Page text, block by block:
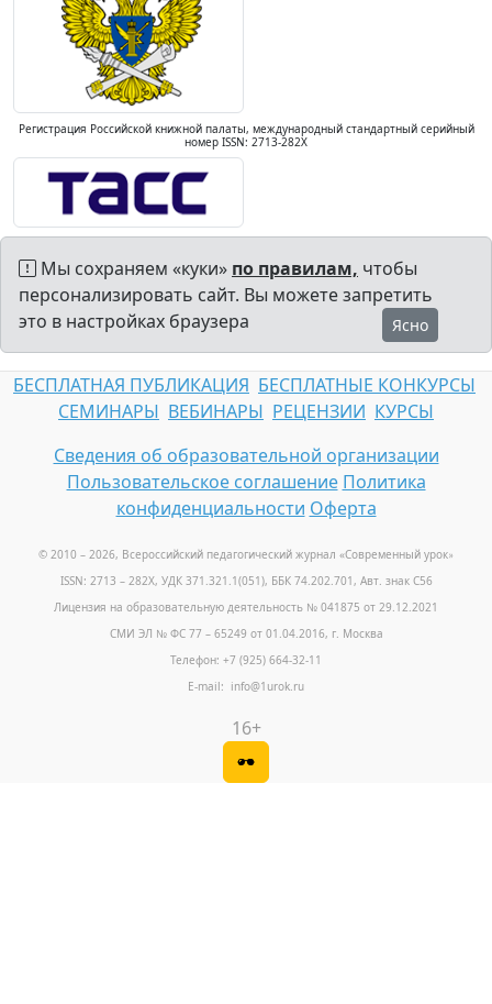
Регистрация Российской книжной палаты, международный стандартный серийный
номер ISSN: 2713-282X
Мы сохраняем «куки» по правилам, чтобы
персонализировать сайт. Вы можете запретить
это в настройках браузера
Ясно
БЕСПЛАТНАЯ ПУБЛИКАЦИЯ БЕСПЛАТНЫЕ КОНКУРСЫ
СЕМИНАРЫ ВЕБИНАРЫ РЕЦЕНЗИИ КУРСЫ
Сведения об образовательной организации
Пользовательское соглашение Политика
конфиденциальности Оферта
© 2010 – 2026, Всероссийский педагогический журнал «Современный урок»
ISSN: 2713 – 282X, УДК 371.321.1(051), ББК 74.202.701, Авт. знак С56
Лицензия на образовательную деятельность № 041875 от 29.12.2021
СМИ ЭЛ № ФС 77 – 65249 от 01.04.2016, г. Москва
Телефон: +7 (925) 664-32-11
E-mail: info@1urok.ru
16+